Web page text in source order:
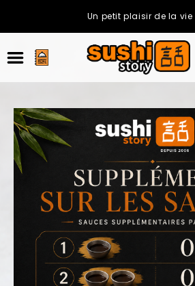
Un petit plaisir de la vie
ACCUEIL
LA CARTE
VOTRE COMPTE